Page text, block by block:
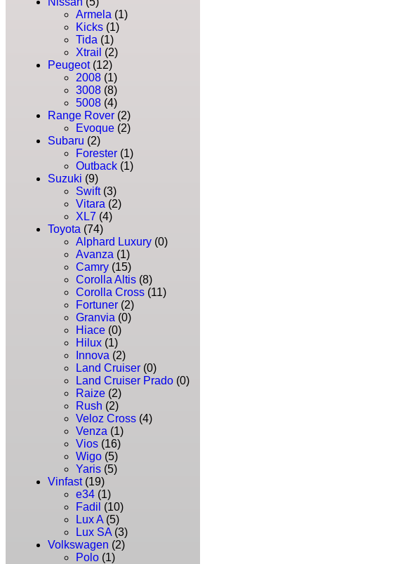
Armela (1)
Kicks (1)
Tida (1)
Xtrail (2)
Peugeot (12)
2008 (1)
3008 (8)
5008 (4)
Range Rover (2)
Evoque (2)
Subaru (2)
Forester (1)
Outback (1)
Suzuki (9)
Swift (3)
Vitara (2)
XL7 (4)
Toyota (74)
Alphard Luxury (0)
Avanza (1)
Camry (15)
Corolla Altis (8)
Corolla Cross (11)
Fortuner (2)
Granvia (0)
Hiace (0)
Hilux (1)
Innova (2)
Land Cruiser (0)
Land Cruiser Prado (0)
Raize (2)
Rush (2)
Veloz Cross (4)
Venza (1)
Vios (16)
Wigo (5)
Yaris (5)
Vinfast (19)
e34 (1)
Fadil (10)
Lux A (5)
Lux SA (3)
Volkswagen (2)
Polo (1)